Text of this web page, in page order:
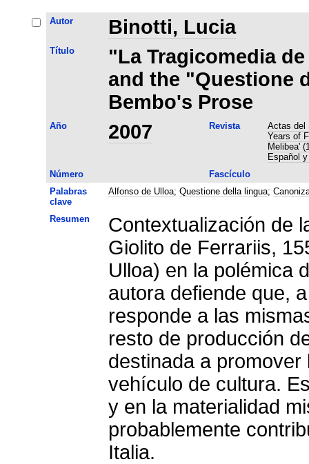
Autor Binotti, Lucia
Título
"La Tragicomedia
and the "Questione
Bembo's Prose
Año 2007 Revista
Actas del
Years of
Melibea'
Español
Número
Fascículo
Palabras
clave
Alfonso de Ulloa; Questione della lingua;
Resumen
Contextualización de
Giolito de Ferrariis,
Ulloa) en la polémica
autora defiende que,
responde a las
resto de producción
destinada a
vehículo de cultura.
y en la materialidad
probablemente
Italia.